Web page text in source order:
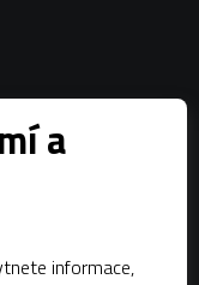
a
informace,